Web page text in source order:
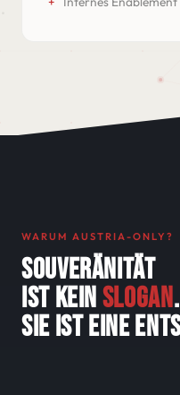
WARUM AUSTRIA-ONLY?
SOUVERÄNITÄT
IST KEINSLOGAN.
SIE IST EINE